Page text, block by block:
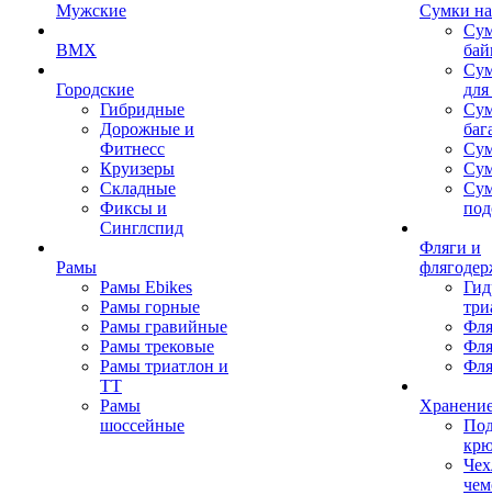
Мужские
BMX
Городские
Гибридные
Дорожные и
Фитнесс
Круизеры
Складные
Фиксы и
Синглспид
Рамы
Рамы Ebikes
Рамы горные
Рамы гравийные
Рамы трековые
Рамы триатлон и
ТТ
Рамы
шоссейные
Сумки
Фляги и